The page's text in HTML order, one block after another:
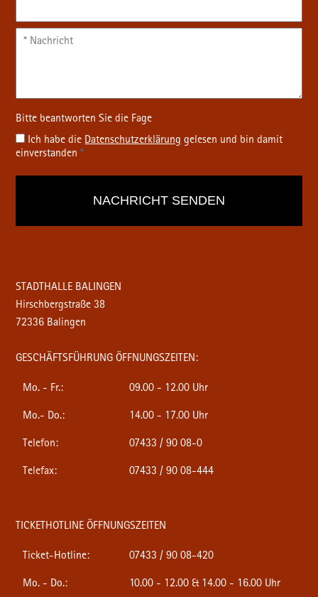
Ich habe die Datenschutz­erklärung gelesen und bin damit
einverstanden*
STADTHALLE BALINGEN
Hirschbergstraße 38
72336 Balingen
GESCHÄFTSFÜHRUNG ÖFFNUNGSZEITEN:
Mo. - Fr.: 09.00 - 12.00 Uhr
Mo.- Do.: 14.00 - 17.00 Uhr
Telefon: 07433 / 90 08-0
Telefax: 07433 / 90 08-444
TICKETHOTLINE ÖFFNUNGSZEITEN
Ticket-Hotline: 07433 / 90 08-420
Mo. - Do.: 10.00 - 12.00 & 14.00 - 16.00 Uhr